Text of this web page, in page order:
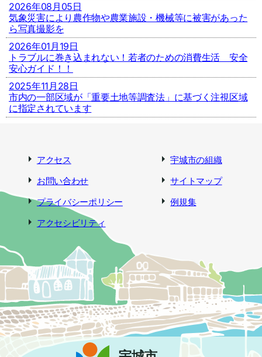
2026年08月05日
気象災害により農作物や農業施設・機械等に被害があった
ら写真撮影を
2026年01月19日
トラブルに巻き込まれない！若者のための消費生活 安全
安心ガイド！！
2025年11月28日
市内の一部区域が「重要土地等調査法」に基づく注視区域
に指定されています
アクセス
宇城市の組織
お問い合わせ
サイトマップ
プライバシーポリシー
例規集
アクセシビリティ